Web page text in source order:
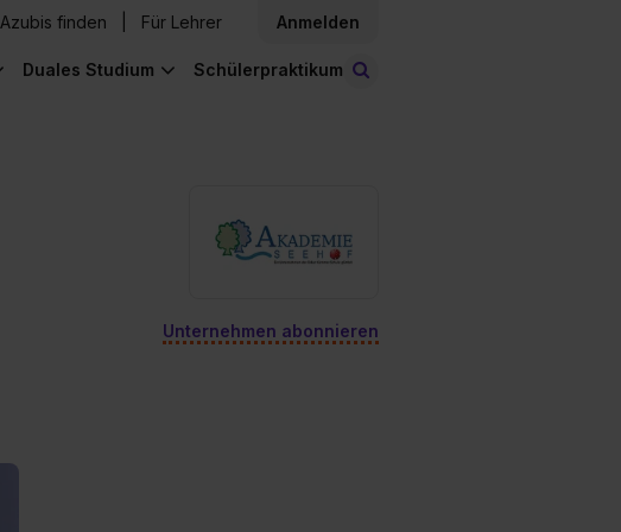
Azubis finden Für Lehrer Anmelden
Duales Studium Schülerpraktikum
Unternehmen abonnieren